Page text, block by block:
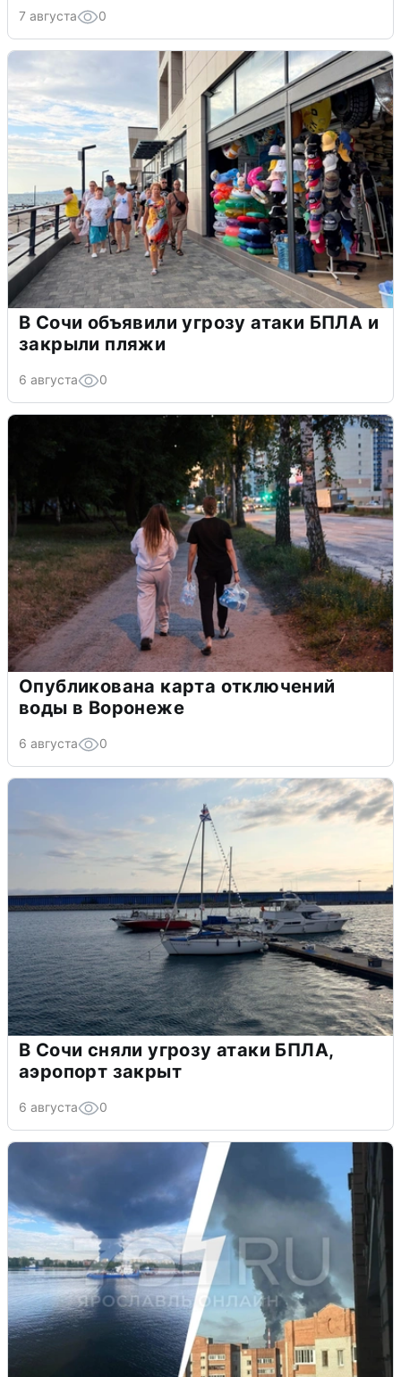
7 августа 0
В Сочи объявили угрозу атаки БПЛА и
закрыли пляжи
6 августа 0
Опубликована карта отключений
воды в Воронеже
6 августа 0
В Сочи сняли угрозу атаки БПЛА,
аэропорт закрыт
6 августа 0